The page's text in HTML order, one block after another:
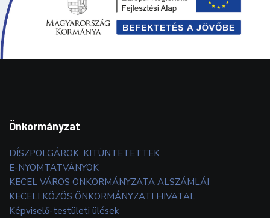
Önkormányzat
DÍSZPOLGÁROK, KITÜNTETETTEK
E-NYOMTATVÁNYOK
KECEL VÁROS ÖNKORMÁNYZATA ALSZÁMLÁI
KECELI KÖZÖS ÖNKORMÁNYZATI HIVATAL
Képviselő-testületi ülések